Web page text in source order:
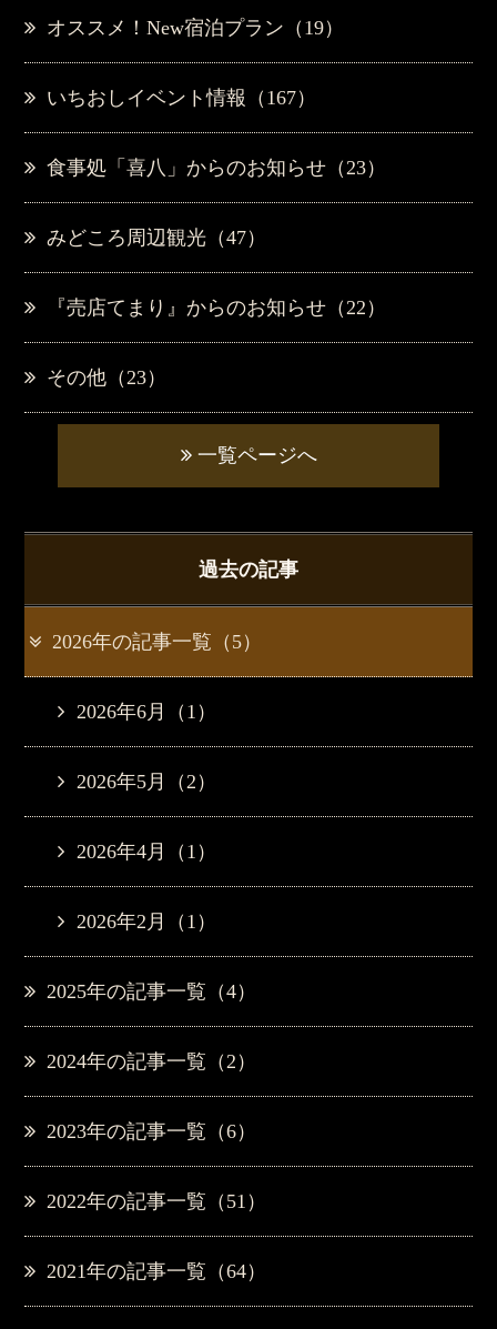
オススメ！New宿泊プラン（19）
いちおしイベント情報（167）
食事処「喜八」からのお知らせ（23）
みどころ周辺観光（47）
『売店てまり』からのお知らせ（22）
その他（23）
一覧ページへ
過去の記事
2026年の記事一覧（5）
2026年6月（1）
2026年5月（2）
2026年4月（1）
2026年2月（1）
2025年の記事一覧（4）
2024年の記事一覧（2）
2023年の記事一覧（6）
2022年の記事一覧（51）
2021年の記事一覧（64）